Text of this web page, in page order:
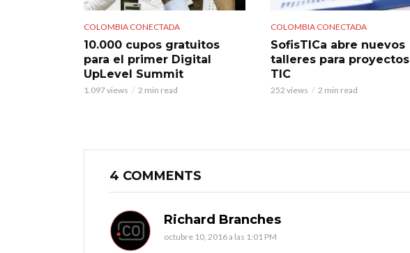
COLOMBIA CONECTADA
10.000 cupos gratuitos
para el primer Digital
UpLevel Summit
1.097 views 2 min read
COLOMBIA CONECTADA
SofisTICa abre nuevos
talleres para proyectos
TIC
252 views 2 min read
4 COMMENTS
Richard Branches
octubre 10, 2016 a las 1:01 PM